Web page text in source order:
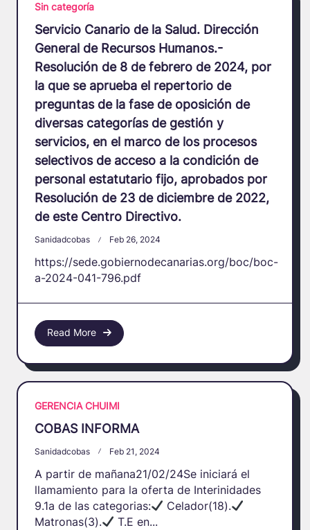
Sin categoría
Servicio Canario de la Salud. Dirección
General de Recursos Humanos.-
Resolución de 8 de febrero de 2024, por
la que se aprueba el repertorio de
preguntas de la fase de oposición de
diversas categorías de gestión y
servicios, en el marco de los procesos
selectivos de acceso a la condición de
personal estatutario fijo, aprobados por
Resolución de 23 de diciembre de 2022,
de este Centro Directivo.
Sanidadcobas Feb 26, 2024
https://sede.gobiernodecanarias.org/boc/boc-
a-2024-041-796.pdf
Read More
GERENCIA CHUIMI
COBAS INFORMA
Sanidadcobas Feb 21, 2024
A partir de mañana21/02/24Se iniciará el
llamamiento para la oferta de Interinidades
9.1a de las categorias:
Celador(18).
Matronas(3).
T.E en...